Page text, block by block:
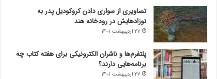
تصاویری از سواری دادن کروکودیل پدر به
نوزادهایش در رودخانه هند
27 اردیبهشت 1401
پلتفرم‌ها و ناشران الکترونیکی برای هفته کتاب چه
برنامه‌هایی دارند؟
27 اردیبهشت 1401